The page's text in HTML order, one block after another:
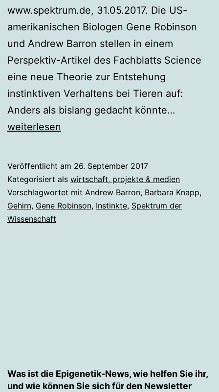
www.spektrum.de, 31.05.2017. Die US-
amerikanischen Biologen Gene Robinson
und Andrew Barron stellen in einem
Perspektiv-Artikel des Fachblatts Science
eine neue Theorie zur Entstehung
instinktiven Verhaltens bei Tieren auf:
Anders als bislang gedacht könnte…
erlernten
weiterlesen
Veröffentlicht am 26. September 2017
Kategorisiert als wirtschaft, projekte & medien
Verschlagwortet mit Andrew Barron, Barbara Knapp,
Gehirn, Gene Robinson, Instinkte, Spektrum der
Wissenschaft
Was ist die Epigenetik-News, wie helfen Sie ihr,
und wie können Sie sich für den Newsletter